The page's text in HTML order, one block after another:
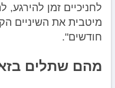
לחניכיים זמן להירגע,
מיטבית את השיניים
חודשים".
מהם שתלים